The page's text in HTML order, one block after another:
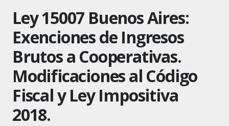
Ley 15007 Buenos Aires:
Exenciones de Ingresos
Brutos a Cooperativas.
Modificaciones al Código
Fiscal y Ley Impositiva
2018.